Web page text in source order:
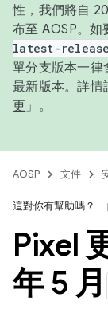
性，我們將自
布至 AOSP。如
latest-release
單分支版本一
最新版本。詳情
更 」。
AOSP 文件
這對你有幫助嗎？
Pixel
年 5 月